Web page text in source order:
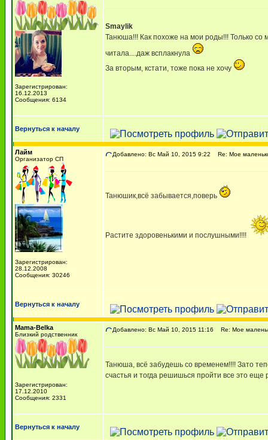
Зарегистрирован:
16.12.2013
Сообщения: 6134
Smaylik
Танюша!!! Как похоже на мои роды!!! Только со
читала....даж всплакнула
За вторым, кстати, тоже пока не хочу
Вернуться к началу
Лайм
Организатор СП
Зарегистрирован:
28.12.2008
Сообщения: 30246
Добавлено: Вс Май 10, 2015 9:22 Re: Мое
Танюшик,всё забывается,поверь
Растите здоровенькими и послушными!!!!
Вернуться к началу
Mama-Belka
Близкий родственник
Зарегистрирован:
17.12.2010
Сообщения: 2331
Добавлено: Вс Май 10, 2015 11:16 Re: Мое
Танюша, всё забудешь со временем!!!! Зато
счастья и тогда решишься пройти все это еще
Вернуться к началу